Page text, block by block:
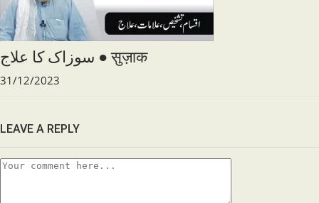
سوزاک کا علاج ● सुज़ाक
31/12/2023
LEAVE A REPLY
Comment